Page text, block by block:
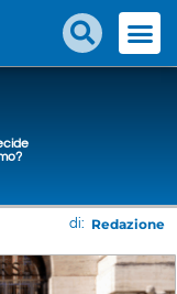
di: Redazione